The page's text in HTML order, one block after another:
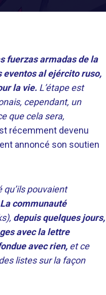
fuerzas armadas de la
eventos al ejército ruso,
la vie. L’étape est
cependant, un
que cela sera,
récemment devenu
annoncé son soutien
pouvaient
La communauté
depuis quelques jours,
avec la lettre
avec rien, et ce
listes sur la façon